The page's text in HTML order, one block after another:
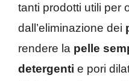
tanti prodotti utili per
dall’eliminazione dei
rendere la pelle
detergenti e pori